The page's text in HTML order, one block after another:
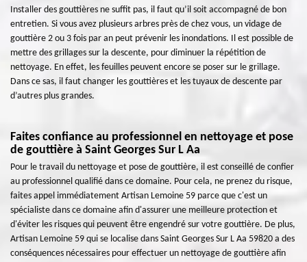
Installer des gouttières ne suffit pas, il faut qu’il soit accompagné de bon
entretien. Si vous avez plusieurs arbres près de chez vous, un vidage de
gouttière 2 ou 3 fois par an peut prévenir les inondations. Il est possible de
mettre des grillages sur la descente, pour diminuer la répétition de
nettoyage. En effet, les feuilles peuvent encore se poser sur le grillage.
Dans ce sas, il faut changer les gouttières et les tuyaux de descente par
d’autres plus grandes.
Faites confiance au professionnel en nettoyage et pose
de gouttière à Saint Georges Sur L Aa
Pour le travail du nettoyage et pose de gouttière, il est conseillé de confier
au professionnel qualifié dans ce domaine. Pour cela, ne prenez du risque,
faites appel immédiatement Artisan Lemoine 59 parce que c'est un
spécialiste dans ce domaine afin d'assurer une meilleure protection et
d'éviter les risques qui peuvent être engendré sur votre gouttière. De plus,
Artisan Lemoine 59 qui se localise dans Saint Georges Sur L Aa 59820 a des
conséquences nécessaires pour effectuer un nettoyage de gouttière afin